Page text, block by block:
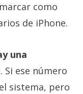
como
de iPhone.
una
. Si ese número
sistema, pero